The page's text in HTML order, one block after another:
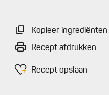
Kopieer ingrediënten
Recept afdrukken
Recept opslaan